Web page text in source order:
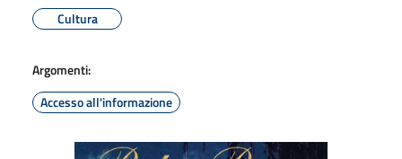
Cultura
Argomenti:
Accesso all'informazione